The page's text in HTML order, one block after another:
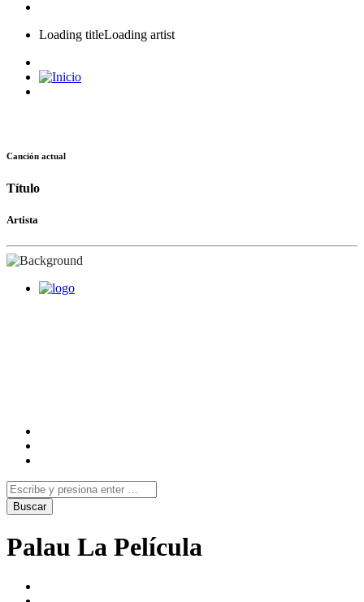
Loading titleLoading artist
Canción actual
Título
Artista
Palau La Película